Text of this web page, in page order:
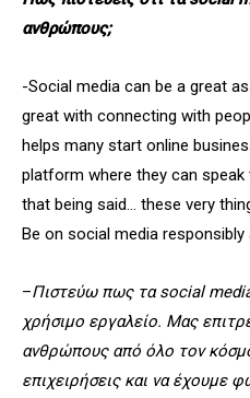
ανθρώπους;
-Social media can be a great
great with connecting with
helps many start online
platform where they can speak
that being said… these very
Be on social media responsibly
–Πιστεύω πως τα social
χρήσιμο εργαλείο. Μας
ανθρώπους από όλο τον
επιχειρήσεις και να έχουμε